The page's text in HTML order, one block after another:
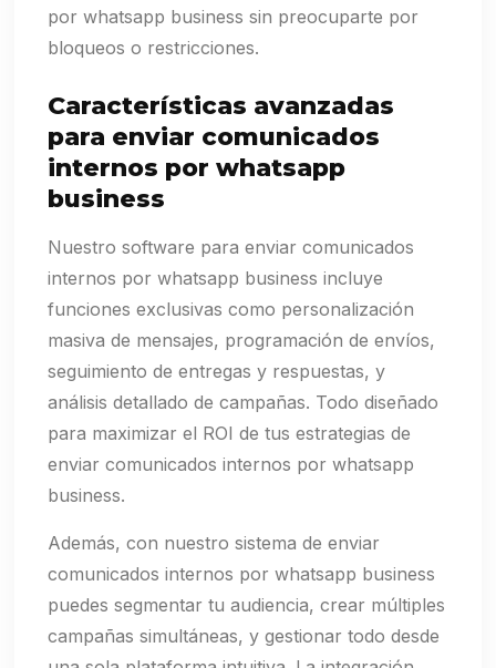
por whatsapp business sin preocuparte por
bloqueos o restricciones.
Características avanzadas
para enviar comunicados
internos por whatsapp
business
Nuestro software para enviar comunicados
internos por whatsapp business incluye
funciones exclusivas como personalización
masiva de mensajes, programación de envíos,
seguimiento de entregas y respuestas, y
análisis detallado de campañas. Todo diseñado
para maximizar el ROI de tus estrategias de
enviar comunicados internos por whatsapp
business.
Además, con nuestro sistema de enviar
comunicados internos por whatsapp business
puedes segmentar tu audiencia, crear múltiples
campañas simultáneas, y gestionar todo desde